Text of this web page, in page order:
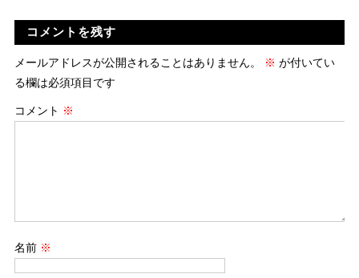
コメントを残す
メールアドレスが公開されることはありません。 ※ が付いてい
る欄は必須項目です
コメント ※
名前 ※